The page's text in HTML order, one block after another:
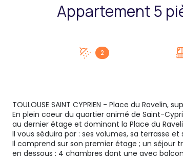
2
TOULOUSE SAINT CYPRIEN - Place du Ravelin,
En plein coeur du quartier animé de Saint-
au dernier étage et dominant la Place du
Il vous séduira par : ses volumes, sa terrasse
Il comprend sur son premier étage ; un séjour
en dessous : 4 chambres dont une avec